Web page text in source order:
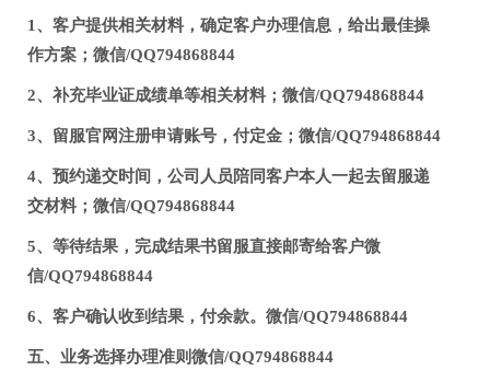
1、客户提供相关材料，确定客户办理信息，给出最佳操
作方案；微信/QQ794868844
2、补充毕业证成绩单等相关材料；微信/QQ794868844
3、留服官网注册申请账号，付定金；微信/QQ794868844
4、预约递交时间，公司人员陪同客户本人一起去留服递
交材料；微信/QQ794868844
5、等待结果，完成结果书留服直接邮寄给客户微
信/QQ794868844
6、客户确认收到结果，付余款。微信/QQ794868844
五、业务选择办理准则微信/QQ794868844